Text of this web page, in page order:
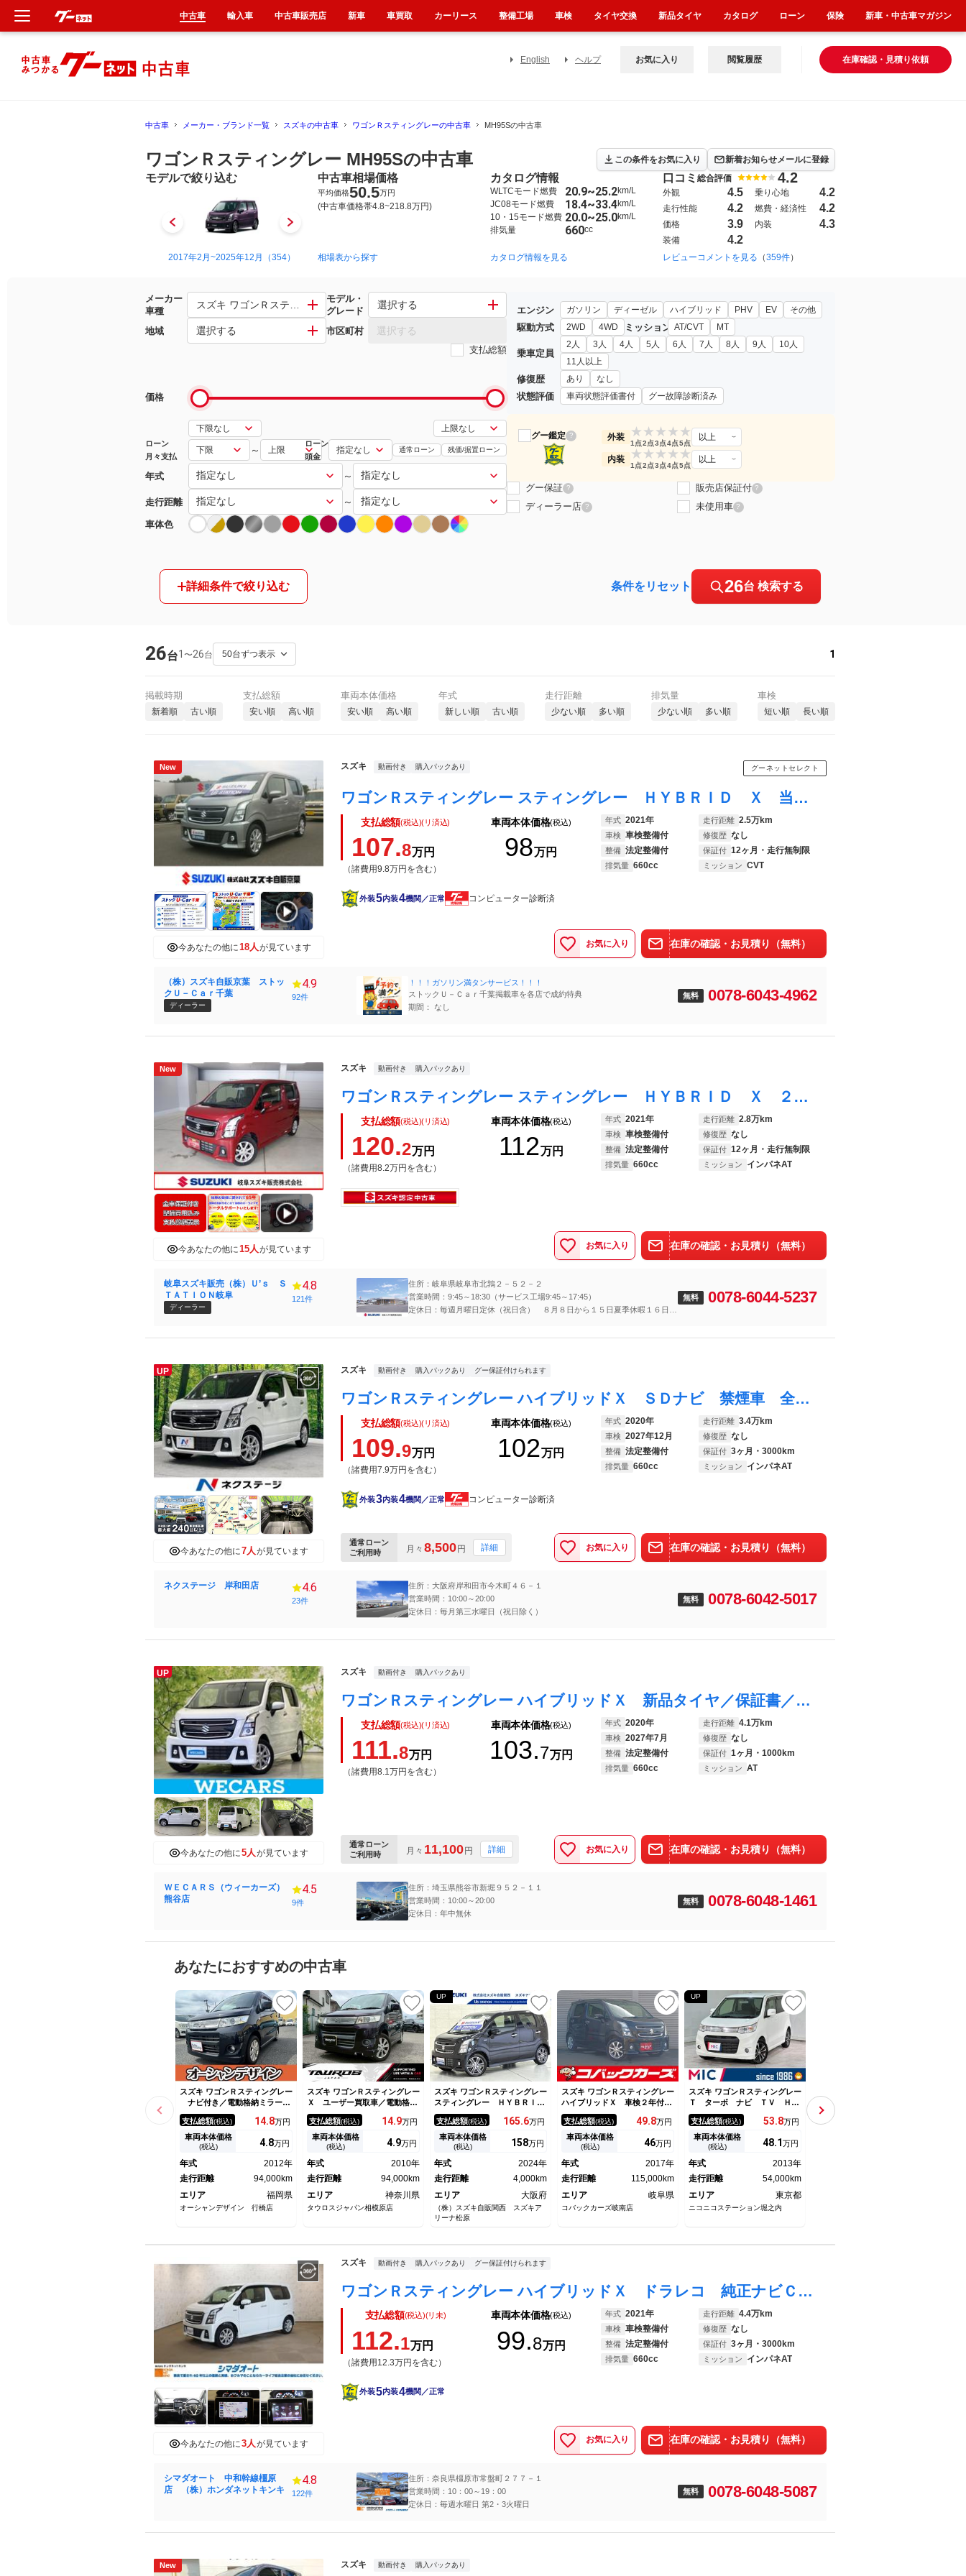
English ヘルプ 在庫確認・見積り依頼
お気に入り 閲覧履歴
中古車 メーカー・ブランド一覧 スズキの中古車 ワゴンＲスティングレーの中古車 MH95Sの中古車
ワゴンＲスティングレー MH95Sの中古車 この条件をお気に入り 新着お知らせメールに登録
モデルで絞り込む
2017年2月~2025年12月（354） 2012年9月~2017年2月（672） 2008年9月~2012年9月（441） 2017年2月~2025年12月（354）
中古車相場価格
平均価格50.5万円
(中古車価格帯4.8~218.8万円)
相場表から探す
カタログ情報
WLTCモード燃費 20.9~25.2km/L
JC08モード燃費
18.4~33.4km/L
10・15モード燃費 20.0~25.0km/L
排気量
660cc
カタログ情報を見る
口コミ 総合評価 4.2
外観 4.5 乗り心地 4.2
走行性能 4.2 燃費・経済性 4.2
価格 3.9 内装 4.3
装備 4.2
レビューコメントを見る （359件）
メーカー
車種
スズキ ワゴンＲスティングレーモデル・
グレード
選択する
地域 選択する 市区町村 選択する
支払総額
価格
ローン
月々支払
～
ローン
頭金
通常ローン 残価/据置ローン
年式 ～
走行距離 ～
車体色
エンジン ガソリン ディーゼル ハイブリッド PHV EV その他
駆動方式 2WD 4WD ミッション AT/CVT MT
乗車定員
2人 3人 4人 5人 6人 7人 8人 9人
10人
11人以上
修復歴 あり なし
状態評価 車両状態評価書付 グー故障診断済み
グー鑑定 ? 外装 ★
1点
★
2点
★
3点
★
4点
★
5点
以上
内装 ★
1点
★
2点
★
3点
★
4点
★
5点
以上
グー保証 ? 販売店保証付 ?
ディーラー店 ? 未使用車 ?
詳細条件で絞り込む 条件をリセット 26台 検索する
26台1 〜26台 1
掲載時期
新着順 古い順
支払総額
安い順 高い順
車両本体価格
安い順 高い順
年式
新しい順 古い順
走行距離
少ない順 多い順
排気量
少ない順 多い順
車検
短い順 長い順
New
今あなたの他に18人が見ています
スズキ 動画付き 購入パックあり グーネットセレクト
ワゴンＲスティングレー スティングレー ＨＹＢＲＩＤ Ｘ 当社定期メンテナンス実施車 スマートキー プッシュスタート オートエアコン オートエアコン ＥＴＣ プッシュスタート オートライト 衝突被害軽減システム
支払総額(税込)(リ済込)
107.8万円
（諸費用9.8万円を含む）
車両本体価格(税込)
98万円
年式 2021年 走行距離 2.5万km
車検 車検整備付 修復歴 なし
整備 法定整備付 保証付 12ヶ月・走行無制限
排気量 660cc ミッション CVT
外装5内装4機関／正常 コンピューター診断済
お気に入り 在庫の確認・お見積り（無料）
（株）スズキ自販京葉 ストッ
クＵ－Ｃａｒ千葉
ディーラー
4.9
92件
！！！ガソリン満タンサービス！！！
ストックＵ－Ｃａｒ千葉掲載車を各店で成約特典
期間： なし
無料 0078-6043-4962
New
今あなたの他に15人が見ています
スズキ 動画付き 購入パックあり
ワゴンＲスティングレー スティングレー ＨＹＢＲＩＤ Ｘ ２型純正ナビ バックカメラ 認定中古車 セーフティーサポート リヤパーキングセンサー 純正８インチメモリーナビゲーション バックカメラ 社外ＥＴＣ 運転席シートヒーター ドアバイザー フロアマット ＬＥＤヘッドライト ＯＫ保証
支払総額(税込)(リ済込)
120.2万円
（諸費用8.2万円を含む）
車両本体価格(税込)
112万円
年式 2021年 走行距離 2.8万km
車検 車検整備付 修復歴 なし
整備 法定整備付 保証付 12ヶ月・走行無制限
排気量 660cc ミッション インパネAT
お気に入り 在庫の確認・お見積り（無料）
岐阜スズキ販売（株）Ｕ’ｓ Ｓ
ＴＡＴＩＯＮ岐阜
ディーラー
4.8
121件
住所：岐阜県岐阜市北鶉２－５２－２
営業時間：9:45～18:30（サービス工場9:45～17:45）
定休日：毎週月曜日定休（祝日含） ８月８日から１５日夏季休暇１６日
無料 0078-6044-5237
UP
今あなたの他に7人が見ています
スズキ 動画付き 購入パックあり グー保証付けられます
ワゴンＲスティングレー ハイブリッドＸ ＳＤナビ 禁煙車 全方位モニター セーフティサポート ＥＴＣ ドライブレコーダー シートヒーター アイドリングストップ クリアランスソナー スマートキー＆プッシュスタート ＬＥＤヘッドライト
支払総額(税込)(リ済込)
109.9万円
（諸費用7.9万円を含む）
車両本体価格(税込)
102万円
年式 2020年 走行距離 3.4万km
車検 2027年12月 修復歴 なし
整備 法定整備付 保証付 3ヶ月・3000km
排気量 660cc ミッション インパネAT
外装3内装4機関／正常 コンピューター診断済
通常ローン
ご利用時
月々 8,500円 詳細 お気に入り 在庫の確認・お見積り（無料）
ネクステージ 岸和田店 4.6
23件
住所：大阪府岸和田市今木町４６－１
営業時間：10:00～20:00
定休日：毎月第三水曜日（祝日除く）
無料 0078-6042-5017
UP
今あなたの他に5人が見ています
スズキ 動画付き 購入パックあり
ワゴンＲスティングレー ハイブリッドＸ 新品タイヤ／保証書／純正 ＳＤナビ／衝突安全装置／シートヒーター／車線逸脱防止支援システム／ドライブレコーダー 社外／ヘッドランプ ＬＥＤ／Ｂｌｕｅｔｏｏｔｈ接続／ＥＢＤ付ＡＢＳ／横滑り防止装置
支払総額(税込)(リ済込)
111.8万円
（諸費用8.1万円を含む）
車両本体価格(税込)
103.7万円
年式 2020年 走行距離 4.1万km
車検 2027年7月 修復歴 なし
整備 法定整備付 保証付 1ヶ月・1000km
排気量 660cc ミッション AT
通常ローン
ご利用時
月々 11,100円 詳細 お気に入り 在庫の確認・お見積り（無料）
ＷＥＣＡＲＳ（ウィーカーズ）
熊谷店
4.5
9件
住所：埼玉県熊谷市新堀９５２－１１
営業時間：10:00～20:00
定休日：年中無休
無料 0078-6048-1461
あなたにおすすめの中古車
スズキ ワゴンＲスティングレー
ナビ付き／電動格納ミラー／
ＥＴＣ 検２年付き／エアコ
ン オートエアコン Ｂｌｕ
ｅｔｏｏｔｈナビ付き
支払総額(税込) 14.8万円
車両本体価格
(税込) 4.8万円
年式
2012年
走行距離
94,000km
エリア
福岡県
オーシャンデザイン 行橋店
スズキ ワゴンＲスティングレー
Ｘ ユーザー買取車／電動格納
ミラー／オートエアコン／ＥＴ
Ｃ／スマートキープッシュスタ
ート／パワーウィンドウ／衝突
安全ボディ／純正アルミホイー
支払総額(税込) 14.9万円
車両本体価格
(税込) 4.9万円
年式
2010年
走行距離
94,000km
エリア
神奈川県
タウロスジャパン相模原店
UP
スズキ ワゴンＲスティングレー
スティングレー ＨＹＢＲＩ
Ｄ Ｔ ４型 全方位カメラ
ディスプレイオーディオ 全方
位カメラ ＥＴＣ スズキコネ
クト ＡＣＣ 衝突被害軽減ブ
ー ＬＥＤヘッドランプ ハイ
ビームアシスト 車線逸脱抑制
キー
支払総額(税込) 165.6万円
車両本体価格
(税込) 158万円
年式
2024年
走行距離
4,000km
エリア
大阪府
（株）スズキ自販関西 スズキア
リーナ松原
スズキ ワゴンＲスティングレー
ハイブリッドＸ 車検２年付
禁煙 ナビＴＶ Ｂｌｕｅｔｏ
ｏｔｈ ＬＥＤ バックカメ
ラ ＥＴＣ オートライト ヘ
ッドアップディスプレイ スマ
支払総額(税込) 49.8万円
車両本体価格
(税込) 46万円
年式
2017年
走行距離
115,000km
エリア
岐阜県
コバックカーズ岐南店
UP
スズキ ワゴンＲスティングレー
Ｔ ターボ ナビ ＴＶ ＨＩ
Ｄ スマートキー アイドリン
グストップ 電動格納ミラー
ＣＶＴ ＡＢＳ ＣＤ アルミ
ホイール 衝突安全ボディ エ
パワーウィンドウ
支払総額(税込) 53.8万円
車両本体価格
(税込) 48.1万円
年式
2013年
走行距離
54,000km
エリア
東京都
ニコニコステーション堀之内
スティングレー Ｔ ＭＨ２３
型 ２型 ４ＷＤ プッシュス
タート オートエアコン アイ
支払総額
今あなたの他に3人 が見ています
スズキ 動画付き 購入パックあり グー保証付けられます
ワゴンＲスティングレー ハイブリッドＸ ドラレコ 純正ナビＣＮ－ＲＺ８６５ フルセグＴＶ Ｂｌｕｅｔｏｏｔｈ ＥＴＣ クリアランスソナー レーンアシスト 衝突被害軽減システム ＬＥＤヘッドランプ スマートキー アイドリングストップ
支払総額(税込)(リ未)
112.1万円
（諸費用12.3万円を含む）
車両本体価格(税込)
99.8万円
年式 2021年 走行距離 4.4万km
車検 車検整備付 修復歴 なし
整備 法定整備付 保証付 3ヶ月・3000km
排気量 660cc ミッション インパネAT
外装5内装4機関／正常
お気に入り 在庫の確認・お見積り（無料）
シマダオート 中和幹線橿原
店 （株）ホンダネットキンキ
4.8
122件
住所：奈良県橿原市常盤町２７７－１
営業時間：10：00～19：00
定休日：毎週水曜日 第2・3火曜日
無料 0078-6048-5087
New スズキ 動画付き 購入パックあり
中古車 輸入車 中古車販売店 新車 車買取 カーリース 整備工場 車検 タイヤ交換 新品タイヤ カタログ ローン 保険 新車・中古車マガジン
新車